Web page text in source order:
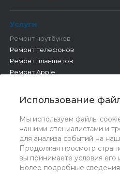
Использование
Мы используем файлы
нашими специалистами и
для анализа событий на
Продолжая просмотр
вы принимаете условия его
Более подробные
Услуги
Ремонт ноутбуков
Ремонт телефонов
Ремонт планшетов
Ремонт Apple